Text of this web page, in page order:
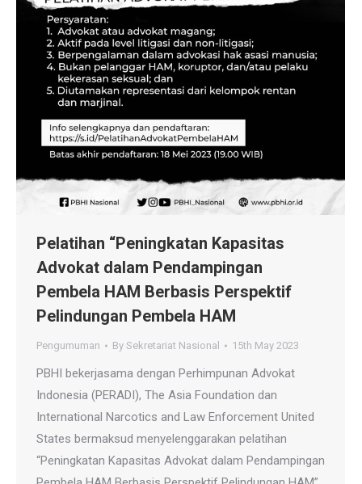
Pelatihan “Peningkatan Kapasitas
Advokat dalam Pendampingan
Pembela HAM Berbasis Perspektif
Pelindungan Pembela HAM
Pengumuman By Sekretariat Nasional 15th May 2023
PBHI bekerjasama dengan Perhimpunan Advokat
Indonesia (PERADI), The Asia Foundation dan
International Narcotics and Law Enforcement United
States bermaksud menyelenggarakan pelatihan
“Peningkatan Kapasitas Advokat dalam Pendampingan